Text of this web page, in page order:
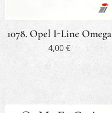
1078. Opel I-Line Omega
4,00€